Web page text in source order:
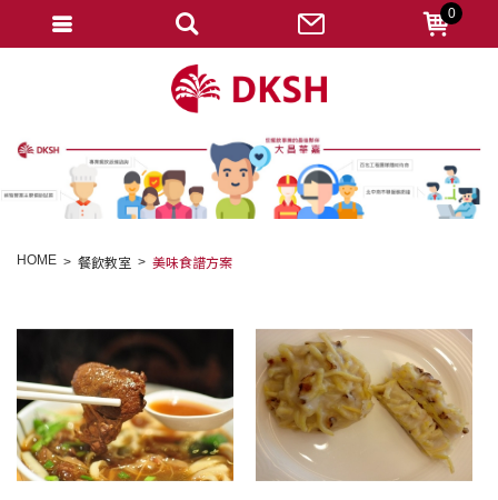
HOME 餐飲教室 美味食譜方案
0
忘記密碼
變更密碼
我的收藏
匯款通知
會員登出